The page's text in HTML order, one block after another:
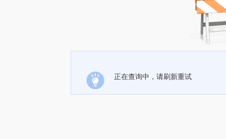
正在查询中，请刷新重试